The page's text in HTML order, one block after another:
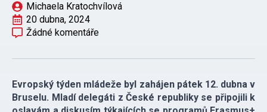
Michaela Kratochvílová
20 dubna, 2024
Žádné komentáře
Evropský týden mládeže byl zahájen pátek 12. dubna v
Bruselu. Mladí delegáti z České republiky se připojili k